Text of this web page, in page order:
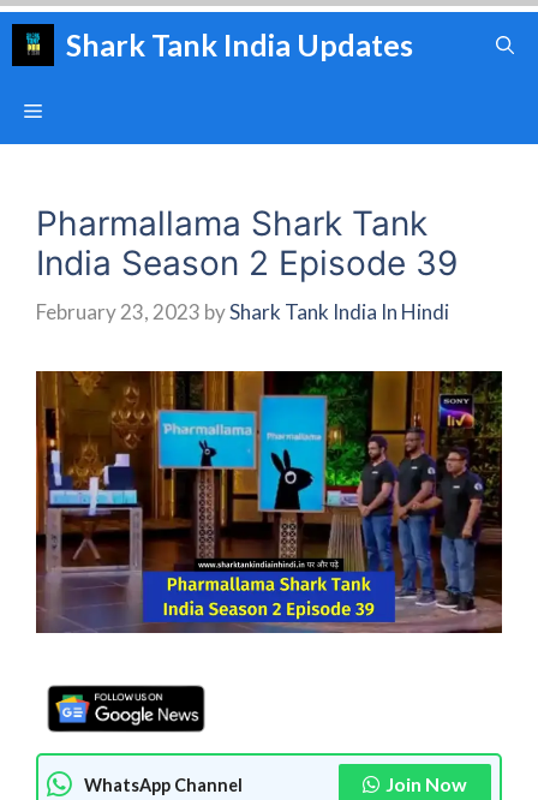
Skip
Shark Tank India Updates
Menu
Pharmallama Shark Tank
India Season 2 Episode 39
February 23, 2023 byShark Tank India In Hindi
WhatsApp Channel Join Now